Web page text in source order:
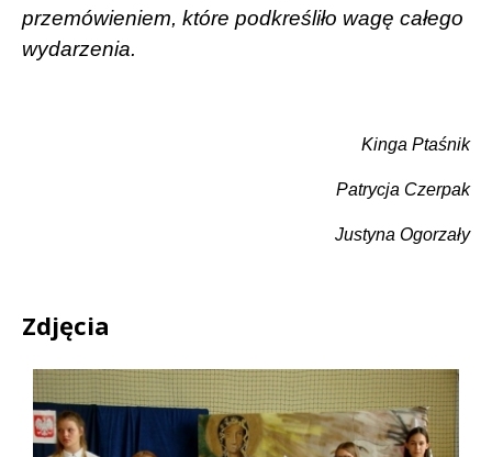
przemówieniem, które podkreśliło wagę całego
wydarzenia.
Kinga Ptaśnik
Patrycja Czerpak
Justyna Ogorzały
Zdjęcia